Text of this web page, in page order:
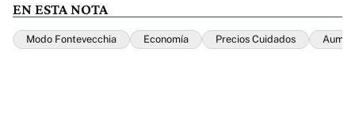
EN ESTA NOTA
Modo Fontevecchia Economía Precios Cuidados